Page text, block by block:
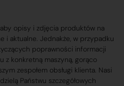
opisy i zdjęcia produktów na
i aktualne. Jednakże, w przypadku
poprawności informacji
konkretną maszyną, gorąco
zespołem obsługi klienta. Nasi
Państwu szczegółowych